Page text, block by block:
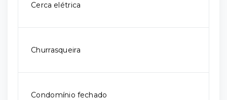
Cerca elétrica
Churrasqueira
Condomínio fechado